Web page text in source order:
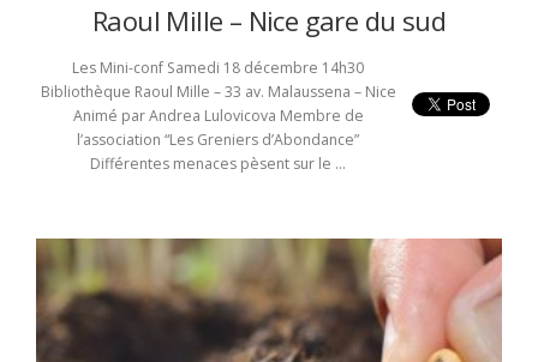
Raoul Mille – Nice gare du sud
Les Mini-conf Samedi 18 décembre 14h30
Bibliothèque Raoul Mille – 33 av. Malaussena – Nice
Animé par Andrea Lulovicova Membre de
l’association “Les Greniers d’Abondance”
Différentes menaces pèsent sur le …